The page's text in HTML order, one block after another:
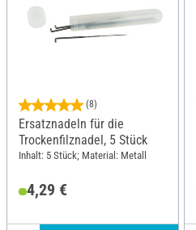
(8)
Ersatznadeln für die
Trockenfilznadel, 5 Stück
Inhalt: 5 Stück; Material: Metall
4,29 €